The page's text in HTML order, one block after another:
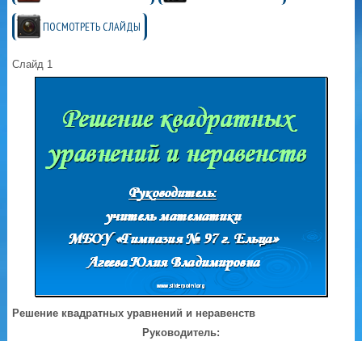
ПОСМОТРЕТЬ СЛАЙДЫ
Слайд 1
Решение квадратных уравнений и неравенств
Руководитель: